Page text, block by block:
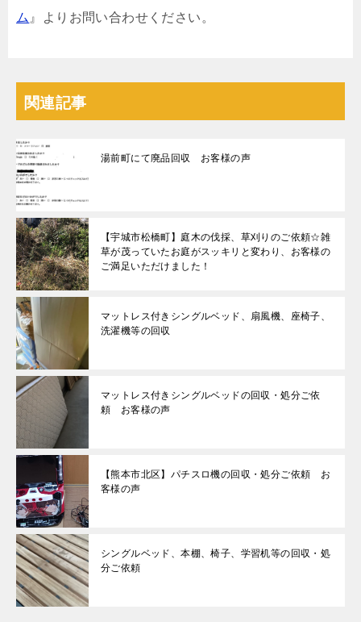
ム 』よりお問い合わせください。
関連記事
湯前町にて廃品回収 お客様の声
【宇城市松橋町】庭木の伐採、草刈りのご依頼☆雑
草が茂っていたお庭がスッキリと変わり、お客様の
ご満足いただけました！
マットレス付きシングルベッド、扇風機、座椅子、
洗濯機等の回収
マットレス付きシングルベッドの回収・処分ご依
頼 お客様の声
【熊本市北区】パチスロ機の回収・処分ご依頼 お
客様の声
シングルベッド、本棚、椅子、学習机等の回収・処
分ご依頼